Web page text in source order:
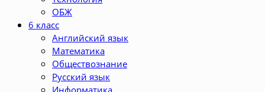
ОБЖ
6 класс
Английский язык
Математика
Обществознание
Русский язык
Информатика